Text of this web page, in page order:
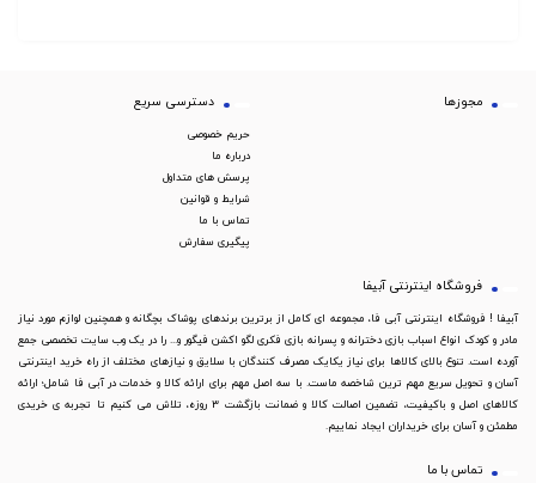
مجوزها دسترسی سریع
حریم خصوصی
درباره ما
پرسش های متداول
شرایط و قوانین
تماس با ما
پیگیری سفارش
فروشگاه اینترنتی آبیفا
آبیفا ! فروشگاه اینترنتی آبی فا، مجموعه ای کامل از برترین برندهای پوشاک بچگانه و همچنین لوازم مورد نیاز
مادر و کودک انواع اسباب بازی دخترانه و پسرانه بازی فکری لگو اکشن فیگور و... را در یک وب سایت تخصصی جمع
آورده است. تنوع بالای کالاها برای نیاز یکایک مصرف کنندگان با سلایق و نیازهای مختلف از راه خرید اینترنتی
آسان و تحویل سریع مهم ترین شاخصه ماست. با سه اصل مهم برای ارائه کالا و خدمات در آبی فا شامل؛ ارائه
کالاهای اصل و باکیفیت، تضمین اصالت کالا و ضمانت بازگشت 3 روزه، تلاش می کنیم تا تجربه ی خریدی
مطمئن و آسان برای خریداران ایجاد نماییم.
تماس با ما